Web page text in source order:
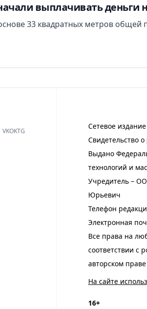
выплачивать деньги
33 квадратных метров
Сетевое
Свидетельство
Выдано
технологий и
Учредитель –
Юрьевич
Телефон
Электронная
Все права на
соответствии с
авторском
На сайте
16+
VKOKTG